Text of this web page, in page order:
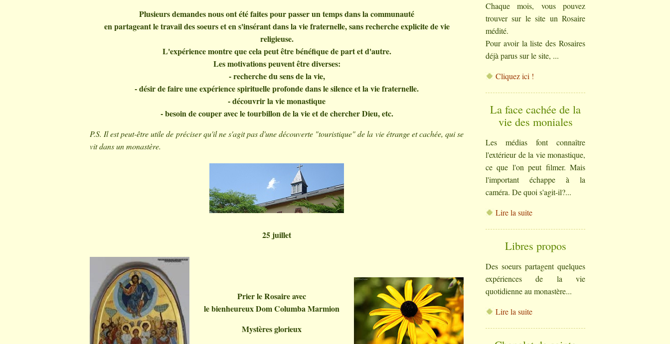
Plusieurs demandes nous ont été faites pour passer un temps dans la communauté
en partageant le travail des soeurs et en s'insérant dans la vie fraternelle, sans recherche explicite de vie
religieuse.
L'expérience montre que cela peut être bénéfique de part et d'autre.
Les motivations peuvent être diverses:
- recherche du sens de la vie,
- désir de faire une expérience spirituelle profonde dans le silence et la vie fraternelle.
- découvrir la vie monastique
- besoin de couper avec le tourbillon de la vie et de chercher Dieu, etc.
P.S. Il est peut-être utile de préciser qu'il ne s'agit pas d'une découverte "touristique" de la vie étrange et cachée, qui se
vit dans un monastère.
25 juillet
Prier le Rosaire avec
le bienheureux Dom Columba Marmion
Mystères glorieux
Chaque mois, vous pouvez
trouver sur le site un Rosaire
médité.
Pour avoir la liste des Rosaires
déjà parus sur le site, ...
Cliquez ici !
La face cachée de la
vie des moniales
Les médias font connaître
l'extérieur de la vie monastique,
ce que l'on peut filmer. Mais
l'important échappe à la
caméra. De quoi s'agit-il?...
Lire la suite
Libres propos
Des soeurs partagent quelques
expériences de la vie
quotidienne au monastère...
Lire la suite